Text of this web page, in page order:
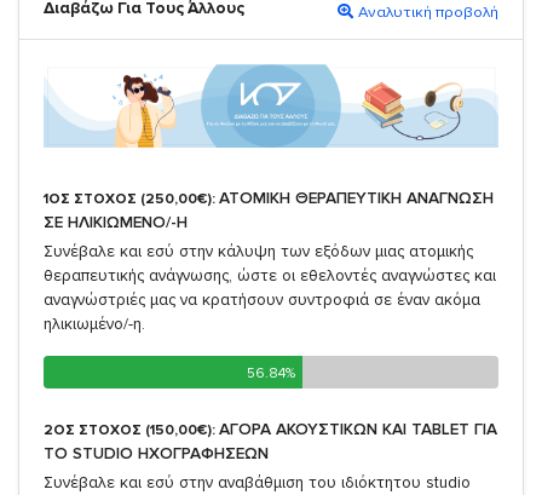
Διαβάζω Για Τους Άλλους Αναλυτική προβολή
1ΟΣ ΣΤΟΧΟΣ (250,00€): ΑΤΟΜΙΚΗ ΘΕΡΑΠΕΥΤΙΚΗ ΑΝΑΓΝΩΣΗ
ΣΕ ΗΛΙΚΙΩΜΕΝΟ/-Η
Συνέβαλε και εσύ στην κάλυψη των εξόδων μιας ατομικής
θεραπευτικής ανάγνωσης, ώστε οι εθελοντές αναγνώστες και
αναγνώστριές μας να κρατήσουν συντροφιά σε έναν ακόμα
ηλικιωμένο/-η.
56.84%
56.84%
2ΟΣ ΣΤΟΧΟΣ (150,00€): ΑΓΟΡΑ ΑΚΟΥΣΤΙΚΩΝ ΚΑΙ TABLET ΓΙΑ
TO STUDIO ΗΧΟΓΡΑΦΗΣΕΩΝ
Συνέβαλε και εσύ στην αναβάθμιση του ιδιόκτητου studio